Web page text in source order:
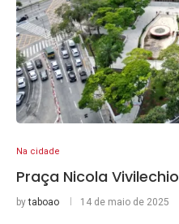
Na cidade
Praça Nicola Vivilechio
bytaboao 14 de maio de 2025